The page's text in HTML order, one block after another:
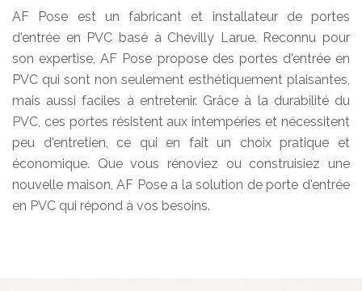
AF Pose est un fabricant et installateur de portes
d'entrée en PVC basé à Chevilly Larue. Reconnu pour
son expertise, AF Pose propose des portes d'entrée en
PVC qui sont non seulement esthétiquement plaisantes,
mais aussi faciles à entretenir. Grâce à la durabilité du
PVC, ces portes résistent aux intempéries et nécessitent
peu d'entretien, ce qui en fait un choix pratique et
économique. Que vous rénoviez ou construisiez une
nouvelle maison, AF Pose a la solution de porte d'entrée
en PVC qui répond à vos besoins.